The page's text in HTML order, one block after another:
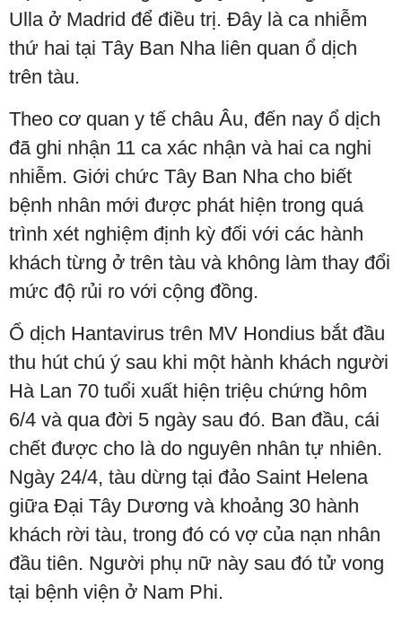
Ulla ở Madrid để điều trị. Đây là ca nhiễm
thứ hai tại Tây Ban Nha liên quan ổ dịch
trên tàu.
Theo cơ quan y tế châu Âu, đến nay ổ dịch
đã ghi nhận 11 ca xác nhận và hai ca nghi
nhiễm. Giới chức Tây Ban Nha cho biết
bệnh nhân mới được phát hiện trong quá
trình xét nghiệm định kỳ đối với các hành
khách từng ở trên tàu và không làm thay đổi
mức độ rủi ro với cộng đồng.
Ổ dịch Hantavirus trên MV Hondius bắt đầu
thu hút chú ý sau khi một hành khách người
Hà Lan 70 tuổi xuất hiện triệu chứng hôm
6/4 và qua đời 5 ngày sau đó. Ban đầu, cái
chết được cho là do nguyên nhân tự nhiên.
Ngày 24/4, tàu dừng tại đảo Saint Helena
giữa Đại Tây Dương và khoảng 30 hành
khách rời tàu, trong đó có vợ của nạn nhân
đầu tiên. Người phụ nữ này sau đó tử vong
tại bệnh viện ở Nam Phi.